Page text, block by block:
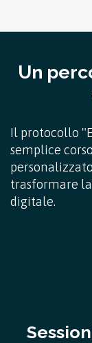
Un
Il protocollo
semplice
trasformare
digitale.